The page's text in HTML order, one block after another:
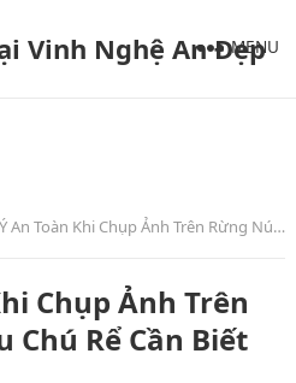
Vinh Nghệ An Đẹp
MENU
Toàn Khi Chụp Ảnh Trên Rừng Núi Cô Dâu Chú Rể Cần Biết
Chụp Ảnh Trên
Chú Rể Cần Biết